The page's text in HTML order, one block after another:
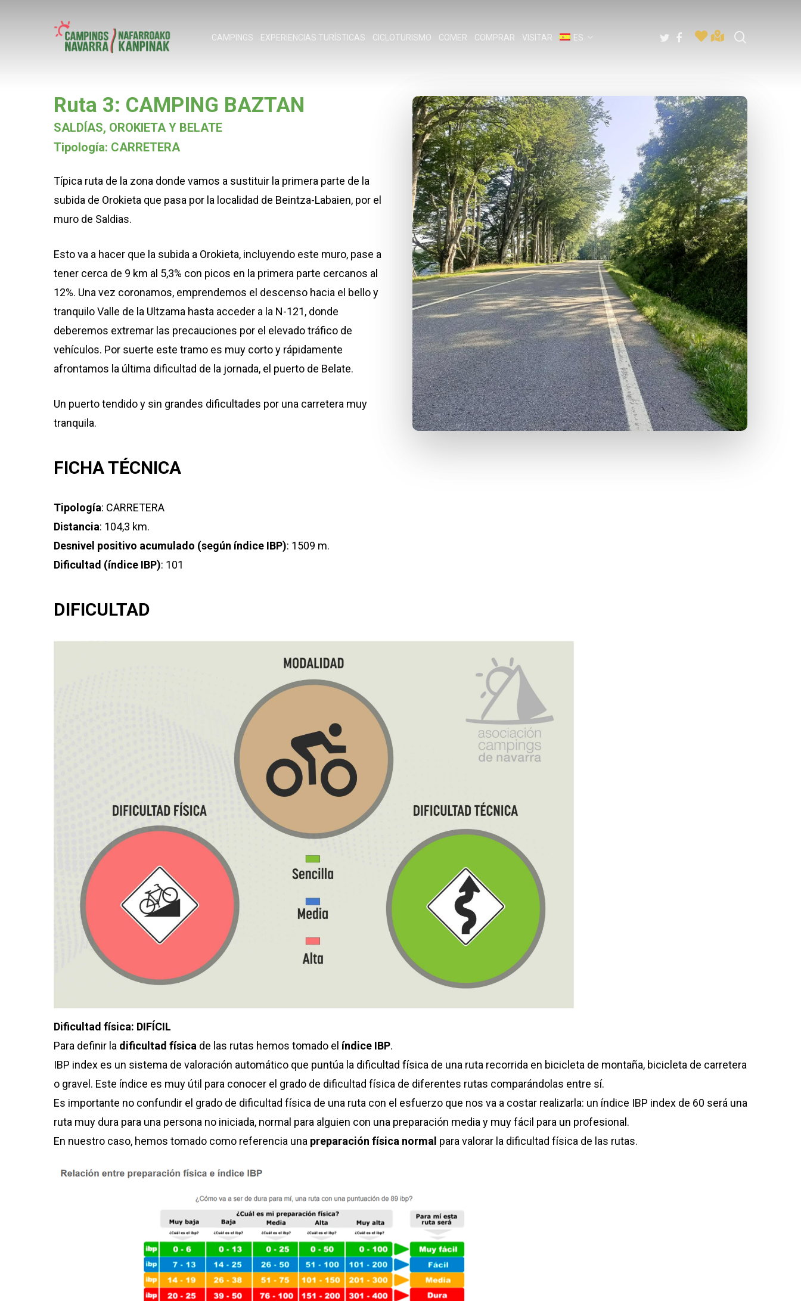
Pulse enter para buscar o ESC para cerrar
CAMPINGS EXPERIENCIAS TURÍSTICAS CICLOTURISMO COMER COMPRAR VISITAR ES twitterfacebook
Ruta 3: CAMPING BAZTÁN
SALDÍAS, OROKIETA Y BELATE
Tipología: CARRETERA
Típica ruta de la zona donde vamos a sustituir la primera parte de la
subida de Orokieta que pasa por la localidad de Beintza-Labaien, por el
muro de Saldias.
Esto va a hacer que la subida a Orokieta, incluyendo este muro, pase a
tener cerca de 9 km al 5,3% con picos en la primera parte cercanos al
12%. Una vez coronamos, emprendemos el descenso hacia el bello y
tranquilo Valle de la Ultzama hasta acceder a la N-121, donde
deberemos extremar las precauciones por el elevado tráfico de
vehículos. Por suerte este tramo es muy corto y rápidamente
afrontamos la última dificultad de la jornada, el puerto de Belate.
Un puerto tendido y sin grandes dificultades por una carretera muy
tranquila.
FICHA TÉCNICA
Tipología: CARRETERA
Distancia: 104,3 km.
Desnivel positivo acumulado (según índice IBP): 1509 m.
Dificultad (índice IBP): 101
DIFICULTAD
Dificultad física: DIFÍCIL
Para definir la dificultad física de las rutas hemos tomado el índice IBP.
IBP index es un sistema de valoración automático que puntúa la dificultad física de una ruta recorrida en bicicleta de montaña, bicicleta de carretera
o gravel. Este índice es muy útil para conocer el grado de dificultad física de diferentes rutas comparándolas entre sí.
Es importante no confundir el grado de dificultad física de una ruta con el esfuerzo que nos va a costar realizarla: un índice IBP index de 60 será una
ruta muy dura para una persona no iniciada, normal para alguien con una preparación media y muy fácil para un profesional.
En nuestro caso, hemos tomado como referencia una preparación física normal para valorar la dificultad física de las rutas.